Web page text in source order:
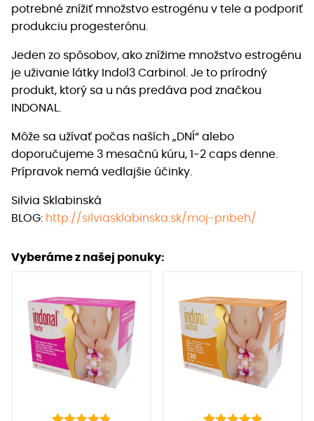
potrebné znížiť množstvo estrogénu v tele a podporiť
produkciu progesterónu.
Jeden zo spôsobov, ako znížime množstvo estrogénu
je uživanie látky Indol3 Carbinol. Je to prírodný
produkt, ktorý sa u nás predáva pod značkou
INDONAL.
Môže sa užívať počas naších „DNÍ“ alebo
doporučujeme 3 mesačnú kúru, 1-2 caps denne.
Prípravok nemá vedlajšie účinky.
Silvia Sklabinská
BLOG: http://silviasklabinska.sk/moj-pribeh/
Vyberáme z našej ponuky: